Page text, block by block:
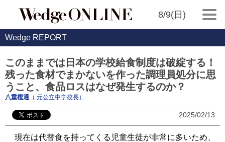
8/9(日)
Wedge REPORT
このままでは日本の学校給食制度は破綻する！
残った食材でまかないを作った調理員処分に思
うこと、食品ロスはなぜ発生するのか？
八重樫通 （ 元公立中学校長）
2025/02/13
現在は代替食を持ってくる児童生徒が非常に多いため、